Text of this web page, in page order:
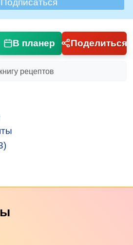
В планер Поделиться
рецептов